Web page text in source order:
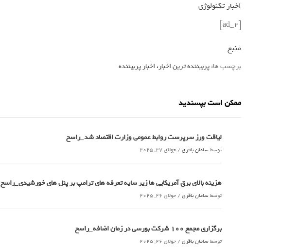
اخبار تکنولوژی
منبع
برچسب ها:پربیننده ترین اخبار، اخبار پربیننده
ممکن است بپسندید
لیاقت ورز سرپرست روابط عمومی وزارت اقتصاد شد_راسخ
توسطسامان باقری / جولای 27, 2025
هزینه بالای برق آمریکایی ها زیر سایه تعرفه های ترامپ بر پنل های خورشیدی_راسخ
توسطسامان باقری / جولای 26, 2025
برگزاری مجمع 100 شرکت بورسی در زمان اضافه_راسخ
توسطسامان باقری / جولای 26, 2025